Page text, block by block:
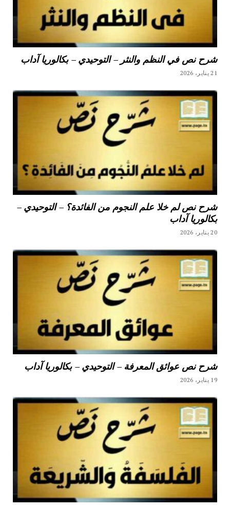
شرح نص في النظم والنثر – التوحيدي – بكالوريا آداب
21 يناير، 2026
شرح نص لم خلا علم النجوم من الفائدة؟ – التوحيدي –
بكالوريا آداب
20 يناير، 2026
شرح نص عوائق المعرفة – التوحيدي – بكالوريا آداب
19 يناير، 2026